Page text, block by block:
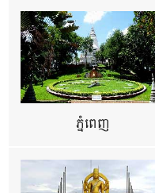
ភ្នំពេញ